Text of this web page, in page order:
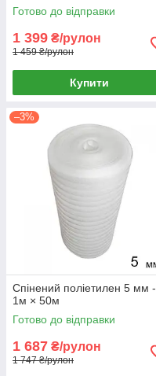
Готово до відправки
1 399 ₴/рулон
1 459 ₴/рулон
Купити
–3%
Спінений поліетилен 5 мм -
1м × 50м
Готово до відправки
1 687 ₴/рулон
1 747 ₴/рулон